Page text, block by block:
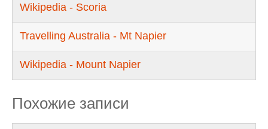
Wikipedia - Scoria
Travelling Australia - Mt Napier
Wikipedia - Mount Napier
Похожие записи